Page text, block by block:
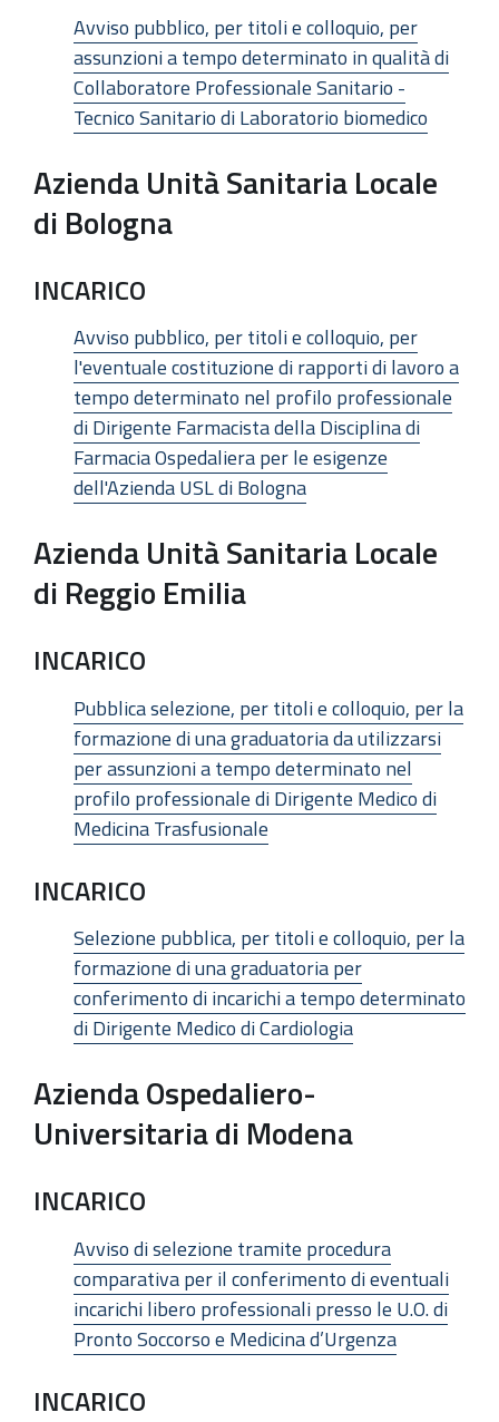
Avviso pubblico, per titoli e colloquio, per
assunzioni a tempo determinato in qualità di
Collaboratore Professionale Sanitario -
Tecnico Sanitario di Laboratorio biomedico
Azienda Unità Sanitaria Locale
di Bologna
INCARICO
Avviso pubblico, per titoli e colloquio, per
l'eventuale costituzione di rapporti di lavoro a
tempo determinato nel profilo professionale
di Dirigente Farmacista della Disciplina di
Farmacia Ospedaliera per le esigenze
dell'Azienda USL di Bologna
Azienda Unità Sanitaria Locale
di Reggio Emilia
INCARICO
Pubblica selezione, per titoli e colloquio, per la
formazione di una graduatoria da utilizzarsi
per assunzioni a tempo determinato nel
profilo professionale di Dirigente Medico di
Medicina Trasfusionale
INCARICO
Selezione pubblica, per titoli e colloquio, per la
formazione di una graduatoria per
conferimento di incarichi a tempo determinato
di Dirigente Medico di Cardiologia
Azienda Ospedaliero-
Universitaria di Modena
INCARICO
Avviso di selezione tramite procedura
comparativa per il conferimento di eventuali
incarichi libero professionali presso le U.O. di
Pronto Soccorso e Medicina d’Urgenza
INCARICO